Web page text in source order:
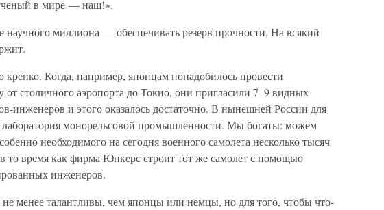
в мире — наш!».
научного миллиона — обеспечивать резерв прочности, На всякий
крепко. Когда, например, японцам понадобилось провести
от столичного аэропорта до Токио, они пригласили 7–9 видных
инженеров и этого оказалось достаточно. В нынешней России для
лаборатория монорельсовой промышленности. Мы богаты: можем
необходимого на сегодня военного самолета несколько тысяч
то время как фирма Юнкерс строит тот же самолет с помощью
инженеров.
менее талантливы, чем японцы или немцы, но для того, чтобы что-